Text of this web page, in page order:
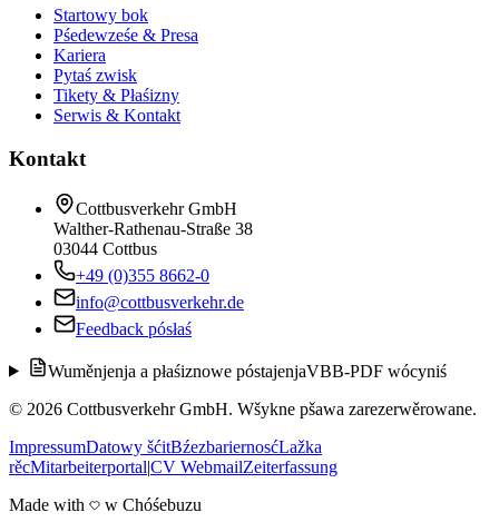
Startowy bok
Pśedewześe & Presa
Kariera
Pytaś zwisk
Tikety & Płaśizny
Serwis & Kontakt
Kontakt
Cottbusverkehr GmbH
Walther-Rathenau-Straße 38
03044 Cottbus
+49 (0)355 8662-0
info@cottbusverkehr.de
Feedback pósłaś
Wuměnjenja a płaśiznowe póstajenjaVBB-PDF wócyniś
© 2026 Cottbusverkehr GmbH. Wšykne pšawa zarezerwěrowane.
ImpressumDatowy šćitBźezbariernosćLažka
rěcMitarbeiterportal|CV WebmailZeiterfassung
Made with
w Chóśebuzu